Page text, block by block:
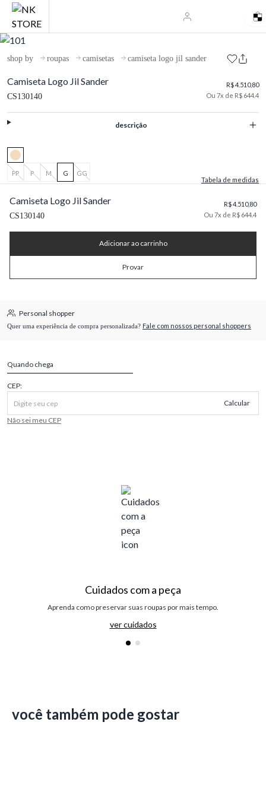
shop by roupas camisetas camiseta logo jil sander
Camiseta Logo Jil Sander
CS130140
R$ 4.510,80
Ou 7x de R$ 644.4
descrição
PP P M G
GG
Tabela de medidas
Camiseta Logo Jil Sander
CS130140
R$ 4.510,80
Ou 7x de R$ 644.4
Adicionar ao carrinho
Provar
Personal shopper
Quer uma experiência de compra personalizada? Fale com nossos personal shoppers
Quando chega
CEP:
Calcular
Não sei meu CEP
Cuidados com a peça
Aprenda como preservar suas roupas por mais tempo.
ver cuidados
você também pode gostar